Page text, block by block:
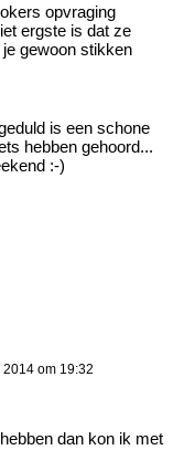
opvraging
ergste is dat ze
gewoon stikken
is een schone
hebben gehoord...
:-)
om 19:32
dan kon ik met